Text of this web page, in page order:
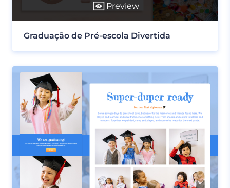
Preview
Graduação de Pré-escola Divertida